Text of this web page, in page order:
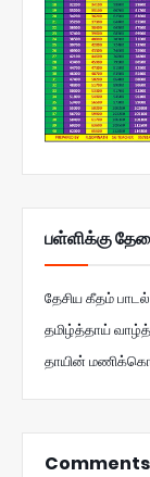
பள்ளிக்கு
தேசிய கீதம்
தமிழ்த்தாய்
தாயின்
Comments